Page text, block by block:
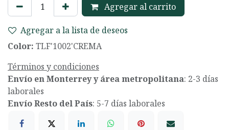
Agregar al carrito
Agregar a la lista de deseos
Color: TLF'1002'CREMA
Términos y condiciones
Envío en Monterrey y área metropolitana: 2-3 días
laborales
Envío Resto del País: 5-7 días laborales